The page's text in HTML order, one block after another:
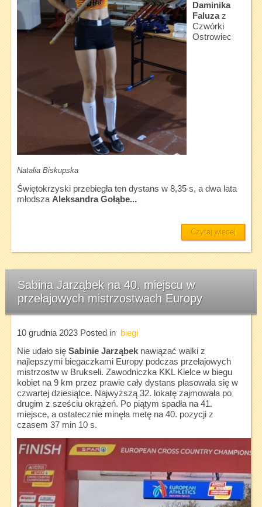
Natalia Biskupska
Daminika
Faluzaz
Czwórki
Ostrowiec
Świętokrzyski przebiegła ten dystans w 8,35 s, a dwa lata
młodsza Aleksandra Gołąbe...
Czytaj więcej
Sabina Jarząbek na 40. miejscu w
przełajowych mistrzostwach Europy
10 grudnia 2023Posted in
biegi
Nie udało się Sabinie Jarząbeknawiązać walki z
najlepszymi biegaczkami Europy podczas przełajowych
mistrzostw w Brukseli. Zawodniczka KKL Kielce w biegu
kobiet na 9 km przez prawie cały dystans plasowała się w
czwartej dziesiątce. Najwyższą 32. lokatę zajmowała po
drugim z sześciu okrążeń. Po piątym spadła na 41.
miejsce, a ostatecznie minęła metę na 40. pozycji z
czasem 37 min 10 s.